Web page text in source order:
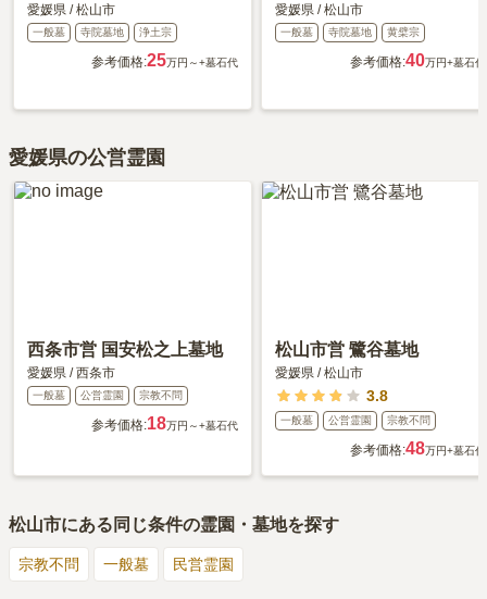
愛媛県 /松山市
一般墓 寺院墓地 浄土宗
参考価格:25万円～+墓石代
愛媛県 /松山市
一般墓 寺院墓地 黄檗宗
参考価格:40万円+墓石代
愛媛県の公営霊園
西条市営 国安松之上墓地
愛媛県 /西条市
一般墓 公営霊園 宗教不問
参考価格:18万円～+墓石代
松山市営 鷺谷墓地
愛媛県 /松山市
3.8
一般墓 公営霊園 宗教不問
参考価格:48万円+墓石代
松山市にある同じ条件の霊園・墓地を探す
宗教不問 一般墓 民営霊園